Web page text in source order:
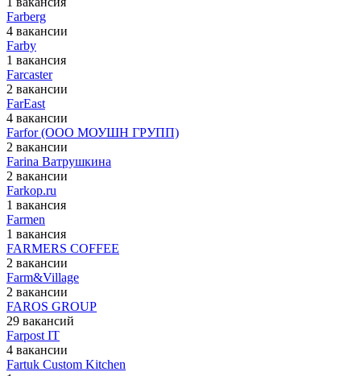
Farberg
4 вакансии
Farby
1 вакансия
Farcaster
2 вакансии
FarEast
4 вакансии
Farfor (ООО МОУШН ГРУПП)
2 вакансии
Farina Ватрушкина
2 вакансии
Farkop.ru
1 вакансия
Farmen
1 вакансия
FARMERS COFFEE
2 вакансии
Farm&Village
2 вакансии
FAROS GROUP
29 вакансий
Farpost IT
4 вакансии
Fartuk Custom Kitchen